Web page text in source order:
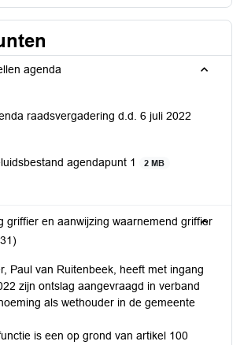
agenda
raadsvergadering d.d. 6 juli 2022
agendapunt 1 2 MB
griffier en aanwijzing waarnemend griffier
Paul van Ruitenbeek, heeft met ingang
zijn ontslag aangevraagd in verband
als wethouder in de gemeente
is een op grond van artikel 100